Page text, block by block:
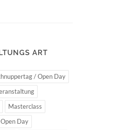
ART
/ Open Day
Masterclass
Open Day